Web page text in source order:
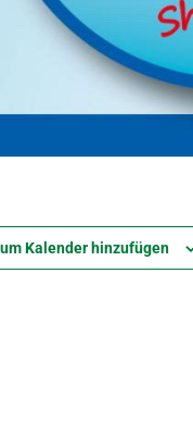
Kalender hinzufügen